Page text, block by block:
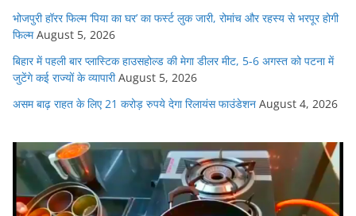
भोजपुरी हॉरर फिल्म ‘पिया का घर’ का फर्स्ट लुक जारी, रोमांच और रहस्य से भरपूर होगी
फिल्म August 5, 2026
बिहार में पहली बार प्लास्टिक हाउसहोल्ड की मेगा डीलर मीट, 5-6 अगस्त को पटना में
जुटेंगे कई राज्यों के व्यापारी August 5, 2026
असम बाढ़ राहत के लिए 21 करोड़ रुपये देगा रिलायंस फाउंडेशन August 4, 2026